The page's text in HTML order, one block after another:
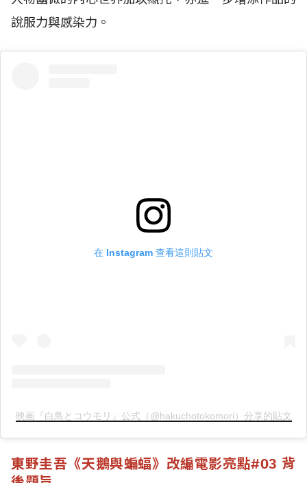
說服力與感染力。
在 Instagram 查看這則貼文
映画『白鳥とコウモリ』公式（@hakuchotokomori）分享的貼文
東野圭吾《天鵝與蝙蝠》改編電影亮點#03 背